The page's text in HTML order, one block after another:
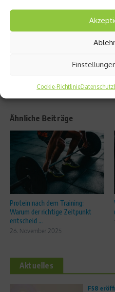
Cookie-Richtlinie
ich 3D-
Vibrati
Ähnliche Beiträge
Protein nach dem Training:
Warum der richtige Zeitpunkt
entscheid ...
26. November 2025
Aktuelles
FS8